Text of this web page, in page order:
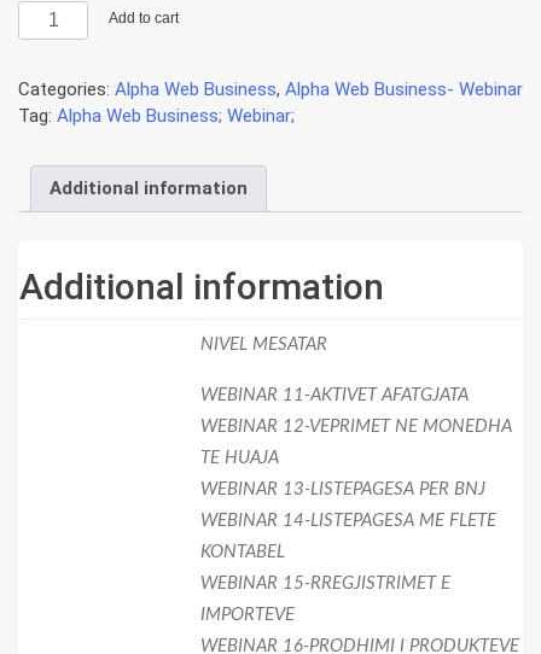
ALPHA
WEB
WEBINAR-
NIVEL
quantity
Add to cart
Categories: Alpha Web Business, Alpha Web Business- Webinar
Tag: Alpha Web Business; Webinar;
Additional information
Additional information
NIVEL MESATAR
WEBINAR 11-AKTIVET AFATGJATA
WEBINAR 12-VEPRIMET NE MONEDHA
TE HUAJA
WEBINAR 13-LISTEPAGESA PER BNJ
WEBINAR 14-LISTEPAGESA ME FLETE
KONTABEL
WEBINAR 15-RREGJISTRIMET E
IMPORTEVE
WEBINAR 16-PRODHIMI I PRODUKTEVE